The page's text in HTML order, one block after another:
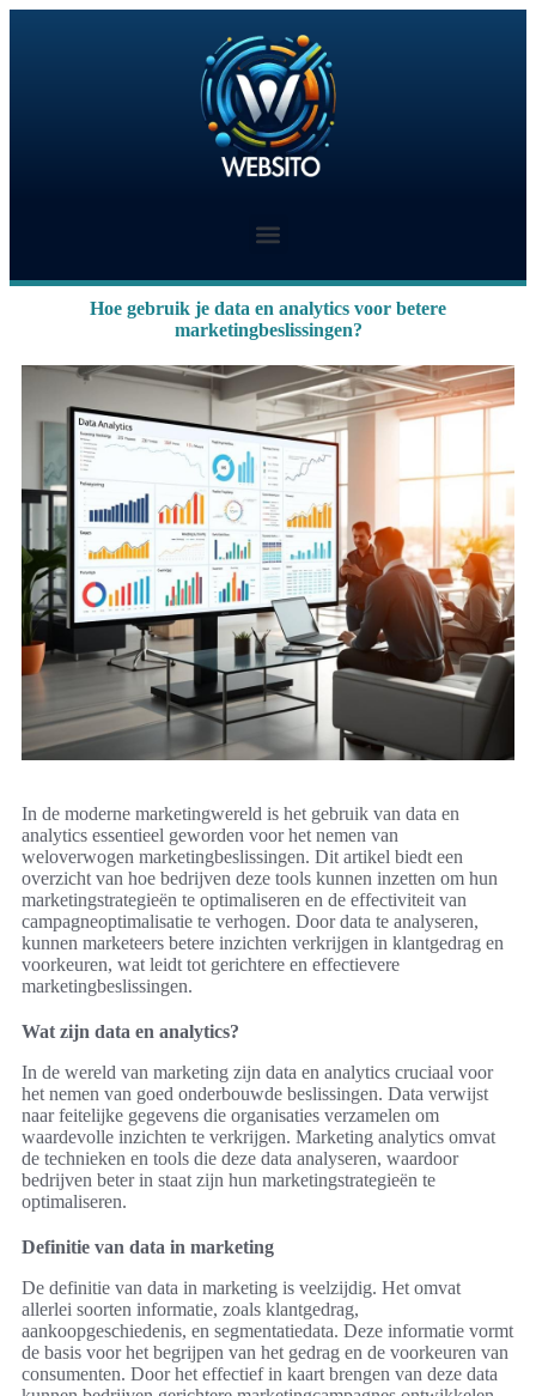
Hoe gebruik je data en analytics voor betere
marketingbeslissingen?
In de moderne marketingwereld is het gebruik van data en
analytics essentieel geworden voor het nemen van
weloverwogen marketingbeslissingen. Dit artikel biedt een
overzicht van hoe bedrijven deze tools kunnen inzetten om hun
marketingstrategieën te optimaliseren en de effectiviteit van
campagneoptimalisatie te verhogen. Door data te analyseren,
kunnen marketeers betere inzichten verkrijgen in klantgedrag en
voorkeuren, wat leidt tot gerichtere en effectievere
marketingbeslissingen.
Wat zijn data en analytics?
In de wereld van marketing zijn data en analytics cruciaal voor
het nemen van goed onderbouwde beslissingen. Data verwijst
naar feitelijke gegevens die organisaties verzamelen om
waardevolle inzichten te verkrijgen. Marketing analytics omvat
de technieken en tools die deze data analyseren, waardoor
bedrijven beter in staat zijn hun marketingstrategieën te
optimaliseren.
Definitie van data in marketing
De definitie van data in marketing is veelzijdig. Het omvat
allerlei soorten informatie, zoals klantgedrag,
aankoopgeschiedenis, en segmentatiedata. Deze informatie vormt
de basis voor het begrijpen van het gedrag en de voorkeuren van
consumenten. Door het effectief in kaart brengen van deze data